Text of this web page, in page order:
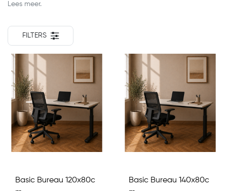
Lees meer.
FILTERS
Basic Bureau 120x80c
Basic Bureau 140x80c